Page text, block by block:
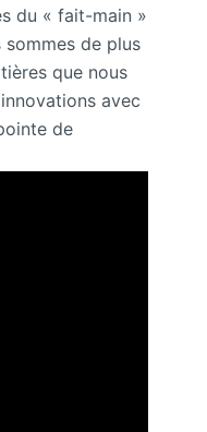
du « fait-main »
de plus
que nous
avec
de